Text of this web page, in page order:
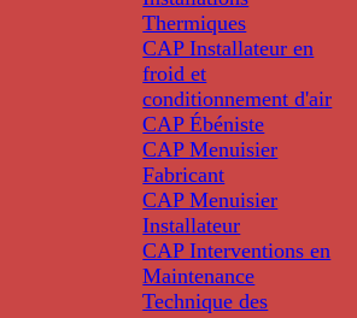
Thermiques
CAP Installateur en
froid et
conditionnement d'air
CAP Ébéniste
CAP Menuisier
Fabricant
CAP Menuisier
Installateur
CAP Interventions en
Maintenance
Technique des